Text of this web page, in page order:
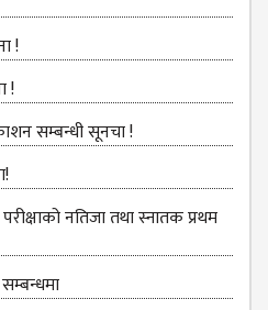
!
!
सम्बन्धी सूनचा !
नतिजा तथा स्नातक प्रथम
सम्बन्धमा